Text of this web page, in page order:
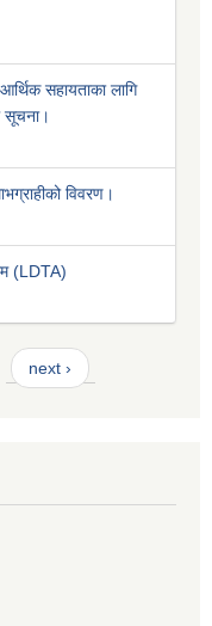
सहायताका लागि
सूचना।
विवरण।
(LDTA)
next ›